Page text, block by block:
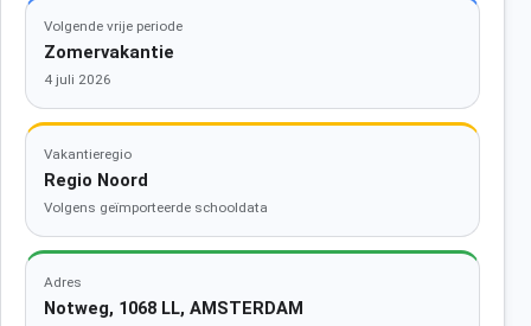
Volgende vrije periode
Zomervakantie
4 juli 2026
Vakantieregio
Regio Noord
Volgens geïmporteerde schooldata
Adres
Notweg, 1068 LL, AMSTERDAM